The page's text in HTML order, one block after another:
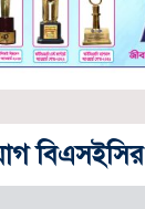
বিএসইসির